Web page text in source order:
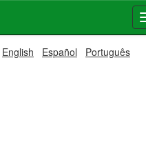
English Español Português